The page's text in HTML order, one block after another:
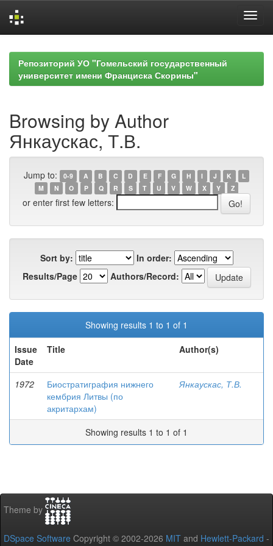
navigationРепозиторий УО "Гомельский государственный
университет имени Франциска Скорины"
Browsing by Author
Янкаускас, Т.В.
Jump to: 0-9 A B C D E F G H I J K
L
M
N O P Q R S T U V W X Y Z
or enter first few letters:
Sort by:
In order:
Results/Page
Authors/Record:
Showing results 1 to 1 of 1
Issue
Date
Title Author(s)
1972
Биостратиграфия нижнего
кембрия Литвы (по
акритархам)
Янкаускас, Т.В.
Showing results 1 to 1 of 1
Theme by
DSpace Software Copyright © 2002-2026 MIT and Hewlett-Packard -